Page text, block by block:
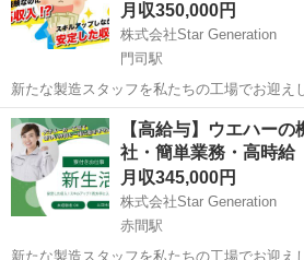
月収350,000円
株式会社Star Generation
門司駅
新たな製造スタッフを私たちの工場でお迎え
て、生産性を向上させ、最高の品質を保つこ
がない方でも、しっかりとしたサポート体制
応募ください 1.製...
福岡 北九州市 門司駅
【高給与】ウエハー
社・簡単業務・高時給
月収345,000円
株式会社Star Generation
赤間駅
新たな製造スタッフを私たちの工場でお迎え